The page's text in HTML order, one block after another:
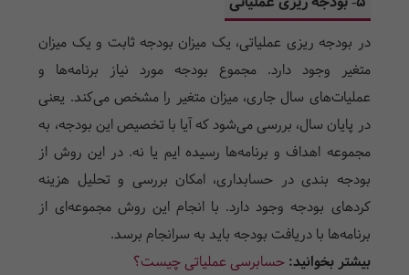
در بودجه ریزی عملیاتی، یک میزان بودجه ثابت و یک میزان
متغیر وجود دارد. مجموع بودجه مورد نیاز برنامه‌ها و
عملیات‌های سال جاری، میزان متغیر را مشخص می‌کند. یعنی
در پایان سال، بررسی می‌شود که آیا با تخصیص این بودجه، به
مجموعه اهداف و برنامه‌ها رسیده ایم یا نه. در این روش از
بودجه بندی در حسابداری، امکان بررسی و تحلیل هزینه
کرد‌های بودجه وجود دارد. با انجام این روش مجموعه‌ای از
برنامه‌ها با دریافت بودجه باید به سرانجام برسد.
بیشتر بخوانید: حسابرسی عملیاتی چیست؟